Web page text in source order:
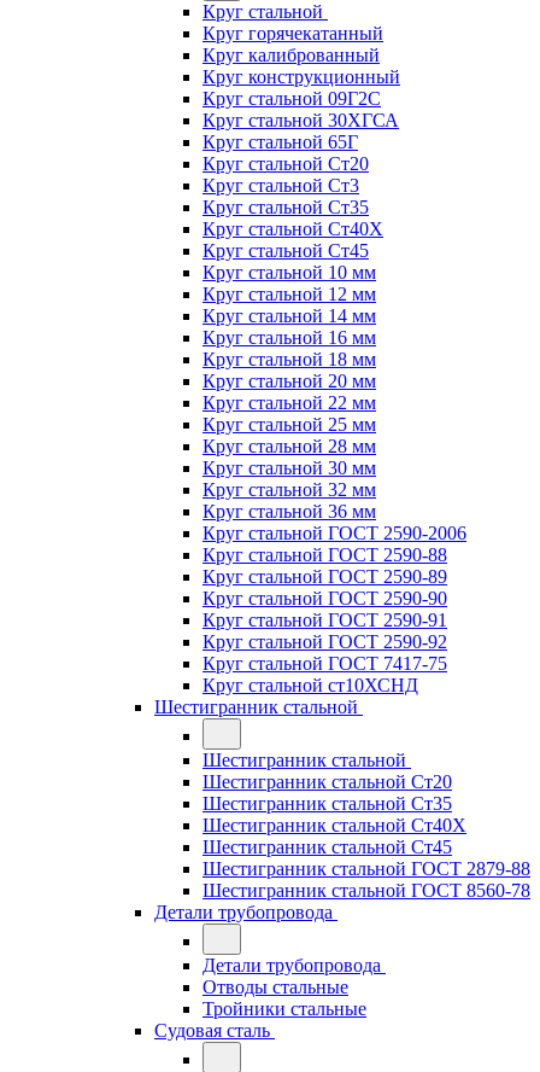
Круг стальной
Круг горячекатанный
Круг калиброванный
Круг конструкционный
Круг стальной 09Г2С
Круг стальной 30ХГСА
Круг стальной 65Г
Круг стальной Ст20
Круг стальной Ст3
Круг стальной Ст35
Круг стальной Ст40Х
Круг стальной Ст45
Круг стальной 10 мм
Круг стальной 12 мм
Круг стальной 14 мм
Круг стальной 16 мм
Круг стальной 18 мм
Круг стальной 20 мм
Круг стальной 22 мм
Круг стальной 25 мм
Круг стальной 28 мм
Круг стальной 30 мм
Круг стальной 32 мм
Круг стальной 36 мм
Круг стальной ГОСТ 2590-2006
Круг стальной ГОСТ 2590-88
Круг стальной ГОСТ 2590-89
Круг стальной ГОСТ 2590-90
Круг стальной ГОСТ 2590-91
Круг стальной ГОСТ 2590-92
Круг стальной ГОСТ 7417-75
Круг стальной ст10ХСНД
Шестигранник стальной
Шестигранник стальной
Шестигранник стальной Ст20
Шестигранник стальной Ст35
Шестигранник стальной Ст40Х
Шестигранник стальной Ст45
Шестигранник стальной ГОСТ 2879-88
Шестигранник стальной ГОСТ 8560-78
Детали трубопровода
Детали трубопровода
Отводы стальные
Тройники стальные
Судовая сталь